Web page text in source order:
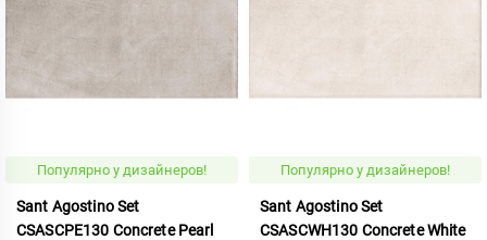
Популярно у дизайнеров!
Sant Agostino Set
CSASCPE130 Concrete Pearl
Популярно у дизайнеров!
Sant Agostino Set
CSASCWH130 Concrete White